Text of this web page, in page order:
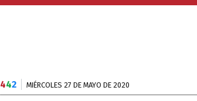
442 MIÉRCOLES 27 DE MAYO DE 2020